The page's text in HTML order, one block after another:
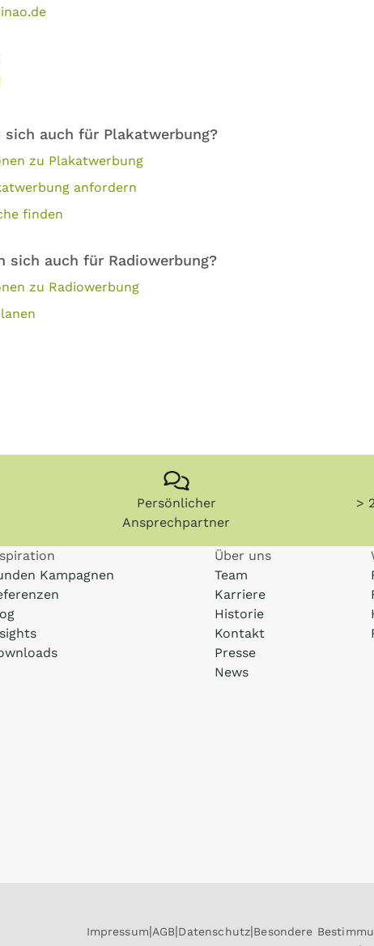
sich auch für Plakatwerbung?
zu Plakatwerbung
anfordern
finden
sich auch für Radiowerbung?
zu Radiowerbung
Persönlicher
Ansprechpartner
>
Kampagnen
Über uns
Team
Karriere
Historie
Kontakt
Presse
News
Impressum AGB Datenschutz Besondere